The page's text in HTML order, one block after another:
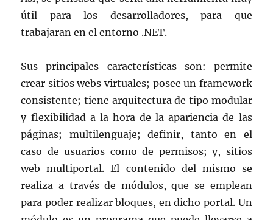
útil para los desarrolladores, para que
trabajaran en el entorno .NET.
Sus principales características son: permite
crear sitios webs virtuales; posee un framework
consistente; tiene arquitectura de tipo modular
y flexibilidad a la hora de la apariencia de las
páginas; multilenguaje; definir, tanto en el
caso de usuarios como de permisos; y, sitios
web multiportal. El contenido del mismo se
realiza a través de módulos, que se emplean
para poder realizar bloques, en dicho portal. Un